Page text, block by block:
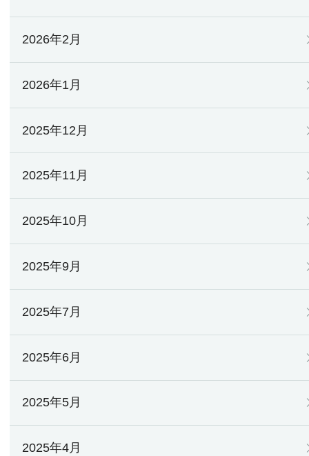
2026年2月
2026年1月
2025年12月
2025年11月
2025年10月
2025年9月
2025年7月
2025年6月
2025年5月
2025年4月